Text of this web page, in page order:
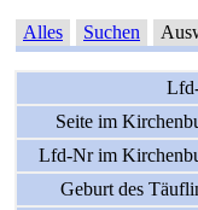
Alles Suchen
Seite im
Lfd-Nr im
Geburt des